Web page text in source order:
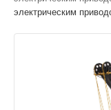
электрическим